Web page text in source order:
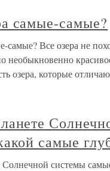
самые-самые?
самые? Все озера не
необыкновенно
озера, которые
самые
Солнечной системы